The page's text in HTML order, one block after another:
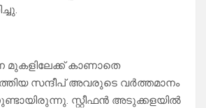
മുകളിലേക്ക് കാണാതെ
സന്ദീപ് അവരുടെ വർത്തമാനം
സ്റ്റീഫൻ അടുക്കളയിൽ